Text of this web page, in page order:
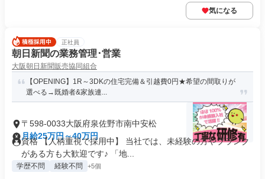
気になる
正社員
朝日新聞の業務管理･営業
大阪朝日新聞販売協同組合
【OPENING】1R～3DKの住宅完備＆引越費0円★希望の間取りが
選べる→既婚者&家族連...
〒598-0033大阪府泉佐野市南中安松
月給25万円～40万円
資格 【人柄重視で採用中】 当社では、未経験の方やブランク
がある方も大歓迎です♪ 「地...
学歴不問 経験不問 +5個